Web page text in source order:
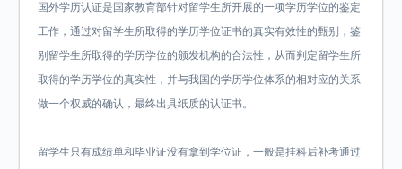
国外学历认证是国家教育部针对留学生所开展的一项学历学位的鉴定
工作，通过对留学生所取得的学历学位证书的真实有效性的甄别，鉴
别留学生所取得的学历学位的颁发机构的合法性，从而判定留学生所
取得的学历学位的真实性，并与我国的学历学位体系的相对应的关系
做一个权威的确认，最终出具纸质的认证书。
留学生只有成绩单和毕业证没有拿到学位证，一般是挂科后补考通过